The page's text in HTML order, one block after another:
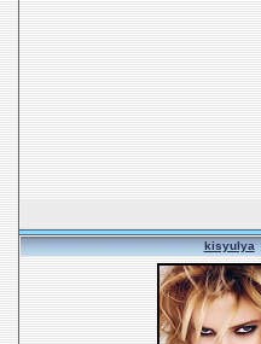
kisyulya